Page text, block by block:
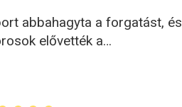
abbahagyta a forgatást, és
elővették a…